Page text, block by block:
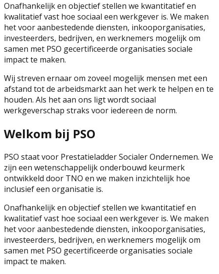
Onafhankelijk en objectief stellen we kwantitatief en
kwalitatief vast hoe sociaal een werkgever is. We maken
het voor aanbestedende diensten, inkooporganisaties,
investeerders, bedrijven, en werknemers mogelijk om
samen met PSO gecertificeerde organisaties sociale
impact te maken.
Wij streven ernaar om zoveel mogelijk mensen met een
afstand tot de arbeidsmarkt aan het werk te helpen en te
houden. Als het aan ons ligt wordt sociaal
werkgeverschap straks voor iedereen de norm.
Welkom bij PSO
PSO staat voor Prestatieladder Socialer Ondernemen. We
zijn een wetenschappelijk onderbouwd keurmerk
ontwikkeld door TNO en we maken inzichtelijk hoe
inclusief een organisatie is.
Onafhankelijk en objectief stellen we kwantitatief en
kwalitatief vast hoe sociaal een werkgever is. We maken
het voor aanbestedende diensten, inkooporganisaties,
investeerders, bedrijven, en werknemers mogelijk om
samen met PSO gecertificeerde organisaties sociale
impact te maken.